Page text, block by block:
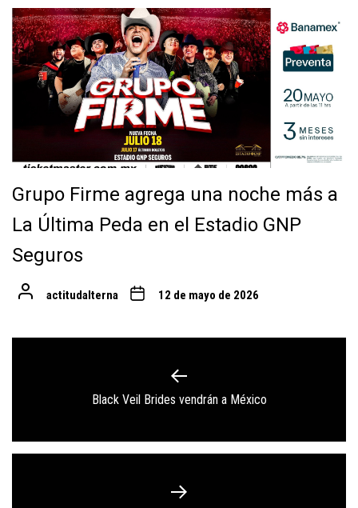
Grupo Firme agrega una noche más a
La Última Peda en el Estadio GNP
Seguros
actitudalterna 12 de mayo de 2026
Previous
Black Veil Brides vendrán a México